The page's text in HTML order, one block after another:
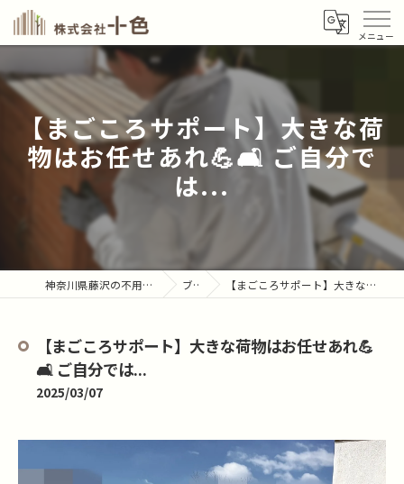
【まごころサポート】大きな荷
物はお任せあれ💪🛋️ ご自分で
は...
神奈川県藤沢の不用品回収なら株式会社十色 ブログ 【まごころサポート】大きな荷物はお任せあれ💪🛋️ ご自分では...
【まごころサポート】大きな荷物はお任せあれ💪
🛋️ ご自分では...
2025/03/07